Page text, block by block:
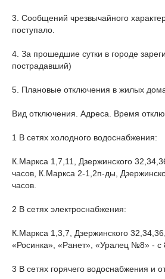
3. Сообщений чрезвычайного
поступало.
4. За прошедшие сутки в городе
пострадавший)
5. Плановые отключения в жилых
Вид отключения. Адреса. Время
1 В сетях холодного водоснабжения:
К.Маркса 1,7,11, Дзержинского
часов, К.Маркса 2-1,2п-ды,
часов.
2 В сетях электроснабжения:
К.Маркса 1,3,7, Дзержинского
«Росинка», «Ранет», «Уралец №8» - с
3 В сетях горячего водоснабжения и